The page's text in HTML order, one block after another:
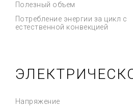
Полезный объем
Потребление энергии за цикл с
естественной конвекцией
Напряжение